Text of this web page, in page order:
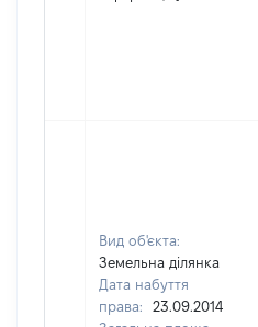
Вид об'єкта:
Земельна ділянка
Дата набуття
права:
23.09.2014